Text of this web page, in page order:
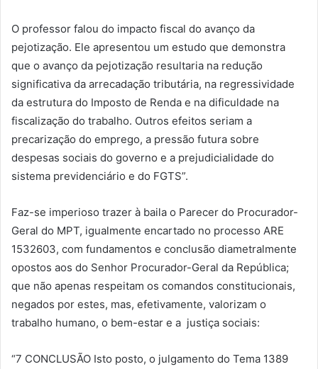
O professor falou do impacto fiscal do avanço da
pejotização. Ele apresentou um estudo que demonstra
que o avanço da pejotização resultaria na redução
significativa da arrecadação tributária, na regressividade
da estrutura do Imposto de Renda e na dificuldade na
fiscalização do trabalho. Outros efeitos seriam a
precarização do emprego, a pressão futura sobre
despesas sociais do governo e a prejudicialidade do
sistema previdenciário e do FGTS”.
Faz-se imperioso trazer à baila o Parecer do Procurador-
Geral do MPT, igualmente encartado no processo ARE
1532603, com fundamentos e conclusão diametralmente
opostos aos do Senhor Procurador-Geral da República;
que não apenas respeitam os comandos constitucionais,
negados por estes, mas, efetivamente, valorizam o
trabalho humano, o bem-estar e a justiça sociais:
“7 CONCLUSÃO Isto posto, o julgamento do Tema 1389